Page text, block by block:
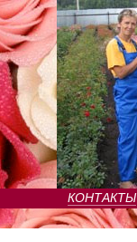
КОНТАКТЫ